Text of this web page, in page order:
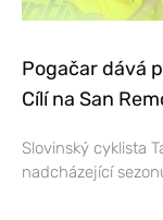
Pogačar dává
Cílí na San
Slovinský cyklista
nadcházející